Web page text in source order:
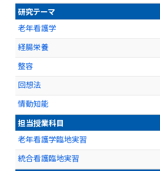
研究テーマ
老年看護学
経腸栄養
整容
回想法
情動知能
担当授業科目
老年看護学臨地実習
統合看護臨地実習